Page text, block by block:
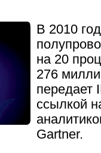
В 2010
на 20
276
передает
ссылкой
Gartner.